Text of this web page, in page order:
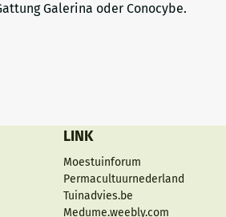
Galerina oder Conocybe.
LINK
Moestuinforum
Permacultuurnederland
Tuinadvies.be
Medume.weebly.com